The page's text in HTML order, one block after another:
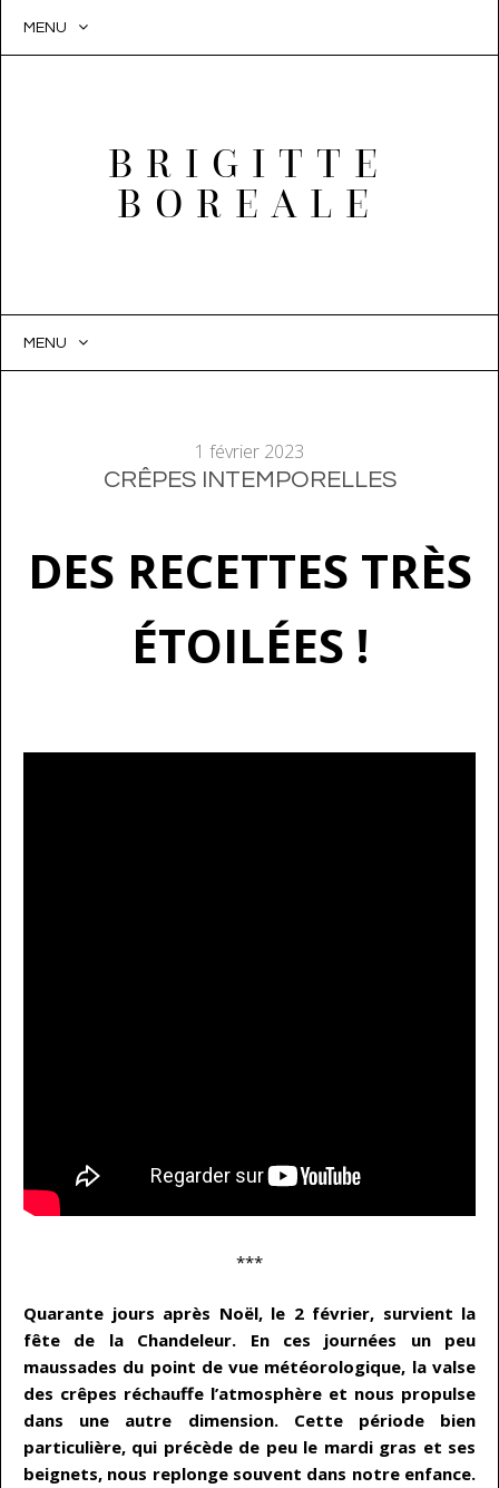
MENU
BRIGITTE
BOREALE
MENU
1 février 2023
CRÊPES INTEMPORELLES
DES RECETTES TRÈS
ÉTOILÉES !
***
Quarante jours après Noël, le 2 février, survient la
fête de la Chandeleur. En ces journées un peu
maussades du point de vue météorologique, la valse
des crêpes réchauffe l’atmosphère et nous propulse
dans une autre dimension. Cette période bien
particulière, qui précède de peu le mardi gras et ses
beignets, nous replonge souvent dans notre enfance.